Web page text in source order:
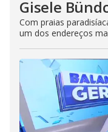
Gisele
Com praias
um dos endereços